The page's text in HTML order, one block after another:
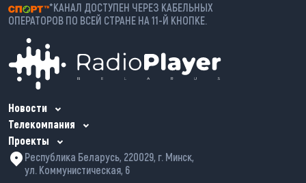
*КАНАЛ ДОСТУПЕН ЧЕРЕЗ КАБЕЛЬНЫХ
ОПЕРАТОРОВ ПО ВСЕЙ СТРАНЕ НА 11-Й КНОПКЕ.
Новости
Телекомпания
Проекты
Республика Беларусь, 220029, г. Минск,
ул. Коммунистическая, 6